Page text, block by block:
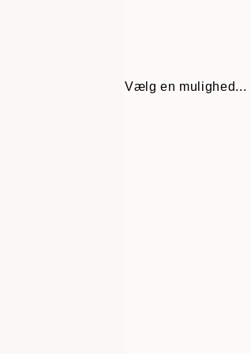
Vælg en mulighed...